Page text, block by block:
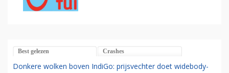
Best gelezen Crashes
Donkere wolken boven IndiGo: prijsvechter doet widebody-